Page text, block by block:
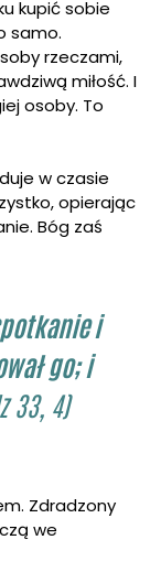
kupić sobie
samo.
rzeczami,
miłość. I
osoby. To
w czasie
opierając
Bóg zaś
i
go; i
33, 4)
Zdradzony
we